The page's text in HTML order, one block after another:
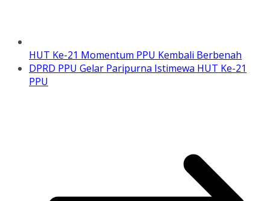
HUT Ke-21 Momentum PPU Kembali Berbenah
DPRD PPU Gelar Paripurna Istimewa HUT Ke-21
PPU